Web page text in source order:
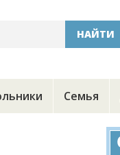
НАЙТИ
Семья